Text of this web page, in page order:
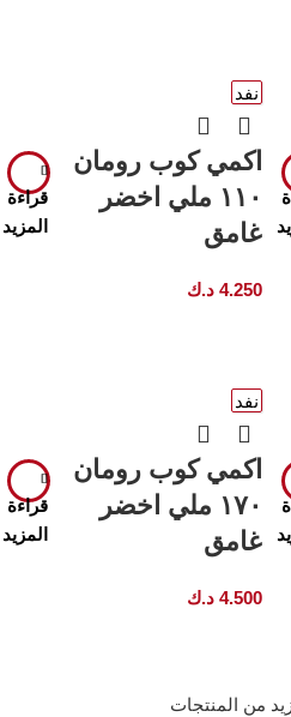
نفد
قراءة
المزيد
اكمي كوب رومان
١١٠ ملي اخضر
غامق
4.250 د.ك
نفد
قراءة
المزيد
اكمي كوب رومان
١٧٠ ملي اخضر
غامق
4.500 د.ك
من المنتجات